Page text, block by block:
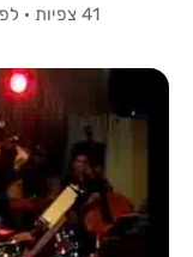
41 צפיות
· לפני